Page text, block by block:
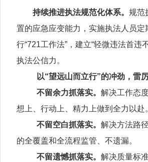
持续推进执法规范化体系。规范
置的应急应变能力，实施执法人员定
行“721工作法”，建立“轻微违法首违
执法公信力。
以“望远山而立行”的冲劲，雷
不留余力抓落实。解决工作态
想上、行动上、精力上做到全力以赴
不留空白抓落实。解决方法路
的全覆盖和全流程监管、不遗漏。
不留遗憾抓落实。解决质量标